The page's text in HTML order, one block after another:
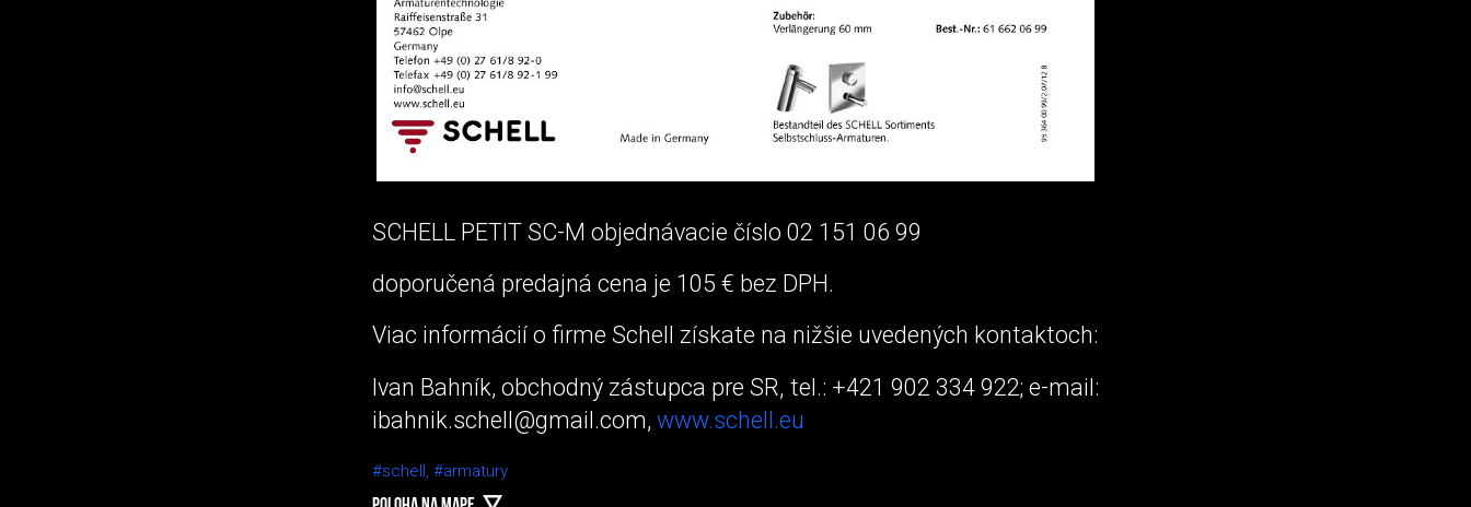
SCHELL PETIT SC-M objednávacie číslo 02 151 06 99
doporučená predajná cena je 105 € bez DPH.
Viac informácií o firme Schell získate na nižšie uvedených kontaktoch:
Ivan Bahník, obchodný zástupca pre SR, tel.: +421 902 334 922; e-mail:
ibahnik.schell@gmail.com, www.schell.eu
#schell, #armatury